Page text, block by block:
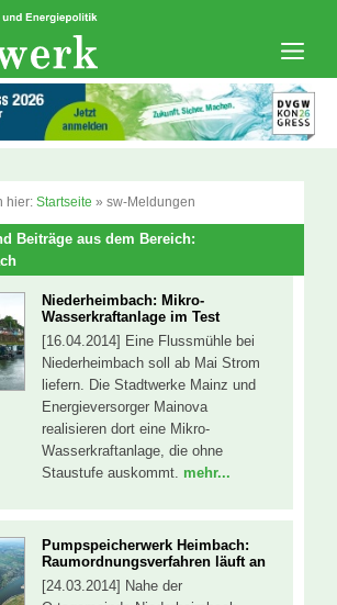
hier: Startseite » sw-Meldungen
Beiträge aus dem Bereich:
Niederheimbach: Mikro-
Wasserkraftanlage im Test
[16.04.2014] Eine Flussmühle bei
Niederheimbach soll ab Mai Strom
liefern. Die Stadtwerke Mainz und
Energieversorger Mainova
realisieren dort eine Mikro-
Wasserkraftanlage, die ohne
Staustufe auskommt. mehr...
Pumpspeicherwerk Heimbach:
Raumordnungsverfahren läuft an
[24.03.2014] Nahe der